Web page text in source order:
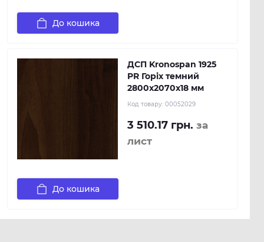
До кошика
ДСП Kronospan 1925
PR Горіх темний
2800x2070x18 мм
Код товару: 00052029
3 510.17 грн. за
лист
До кошика